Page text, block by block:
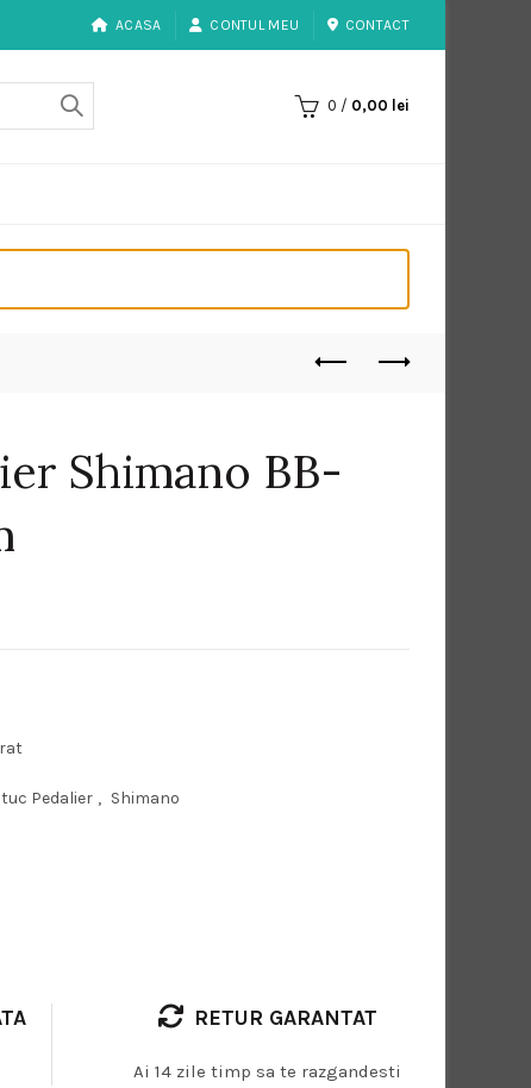
ACASA CONTUL MEU CONTACT
0 / 0,00 lei
Shimano BB-
Pedalier , Shimano
RETUR GARANTAT
Ai 14 zile timp sa te razgandesti